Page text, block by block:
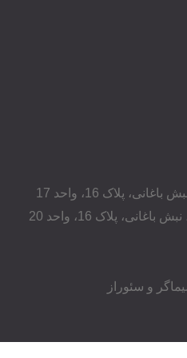
پلاک 16، واحد 17
پلاک 16، واحد 20
و سئوراز